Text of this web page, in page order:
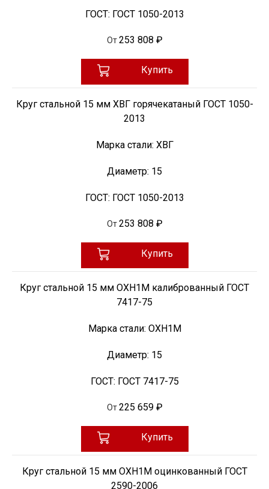
ГОСТ: ГОСТ 1050-2013
От 253 808 ₽
Купить
Круг стальной 15 мм ХВГ горячекатаный ГОСТ 1050-
2013
Марка стали: ХВГ
Диаметр: 15
ГОСТ: ГОСТ 1050-2013
От 253 808 ₽
Купить
Круг стальной 15 мм ОХН1М калиброванный ГОСТ
7417-75
Марка стали: ОХН1М
Диаметр: 15
ГОСТ: ГОСТ 7417-75
От 225 659 ₽
Купить
Круг стальной 15 мм ОХН1М оцинкованный ГОСТ
2590-2006